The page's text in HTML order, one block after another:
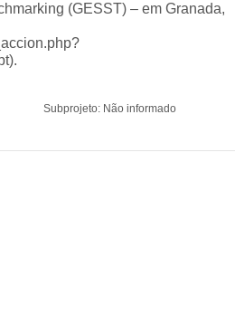
(GESST) – em Granada,
Subprojeto: Não informado